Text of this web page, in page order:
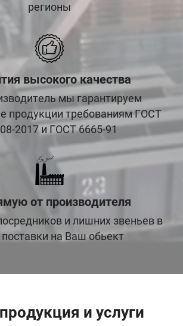
регионы
высокого качества
мы гарантируем
продукции требованиям ГОСТ
2017 и ГОСТ 6665-91
от производителя
и лишних звеньев в
на Ваш обьект
и услуги